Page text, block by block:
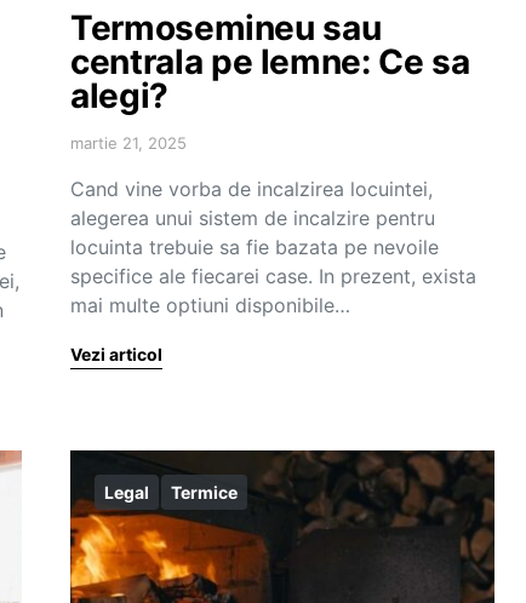
Termosemineu sau
centrala pe lemne: Ce sa
alegi?
martie 21, 2025
Cand vine vorba de incalzirea locuintei,
alegerea unui sistem de incalzire pentru
locuinta trebuie sa fie bazata pe nevoile
specifice ale fiecarei case. In prezent, exista
mai multe optiuni disponibile…
Vezi articol
Legal Termice